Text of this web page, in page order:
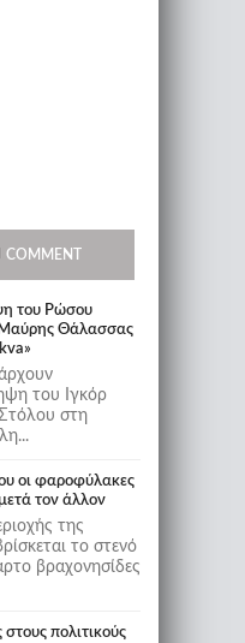
COMMENT
του Ρώσου
Mαύρης Θάλασσας
του Ιγκόρ
στη
οι φαροφύλακες
τον άλλον
της
το στενό
βραχονησίδες
πολιτικούς